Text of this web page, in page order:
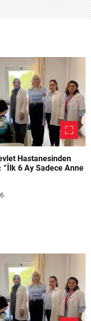
Hastanesinden
“İlk 6 Ay Sadece Anne